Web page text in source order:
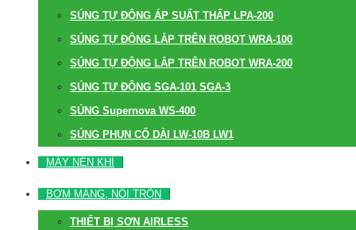
SÚNG TỰ ĐỘNG ÁP SUẤT THẤP LPA-200
SÚNG TỰ ĐỘNG LẮP TRÊN ROBOT WRA-100
SÚNG TỰ ĐỘNG LẮP TRÊN ROBOT WRA-200
SÚNG TỰ ĐỘNG SGA-101 SGA-3
SÚNG Supernova WS-400
SÚNG PHUN CỔ DÀI LW-10B LW1
MÁY NÉN KHÍ
BƠM MÀNG, NỒI TRỘN
THIẾT BỊ SƠN AIRLESS